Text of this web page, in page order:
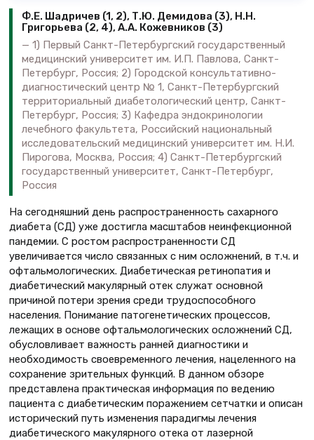
Ф.Е. Шадричев (1, 2), Т.Ю. Демидова (3), Н.Н.
Григорьева (2, 4), А.А. Кожевников (3)
1) Первый Санкт-Петербургский государственный
медицинский университет им. И.П. Павлова, Санкт-
Петербург, Россия; 2) Городской консультативно-
диагностический центр № 1, Санкт-Петербургский
территориальный диабетологический центр, Санкт-
Петербург, Россия; 3) Кафедра эндокринологии
лечебного факультета, Российский национальный
исследовательский медицинский университет им. Н.И.
Пирогова, Москва, Россия; 4) Санкт-Петербургский
государственный университет, Санкт-Петербург,
Россия
На сегодняшний день распространенность сахарного
диабета (СД) уже достигла масштабов неинфекционной
пандемии. С ростом распространенности СД
увеличивается число связанных с ним осложнений, в т.ч. и
офтальмологических. Диабетическая ретинопатия и
диабетический макулярный отек служат основной
причиной потери зрения среди трудоспособного
населения. Понимание патогенетических процессов,
лежащих в основе офтальмологических осложнений СД,
обусловливает важность ранней диагностики и
необходимость своевременного лечения, нацеленного на
сохранение зрительных функций. В данном обзоре
представлена практическая информация по ведению
пациента с диабетическим поражением сетчатки и описан
исторический путь изменения парадигмы лечения
диабетического макулярного отека от лазерной